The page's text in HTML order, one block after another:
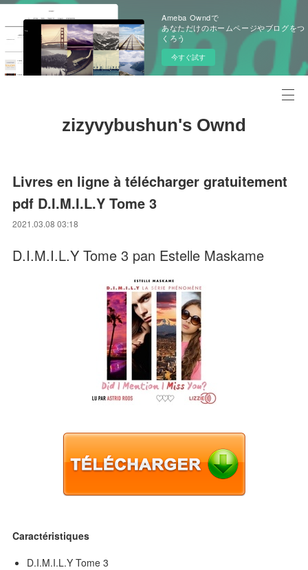
Ameba Owndで
あなただけのホームページやブログをつ
くろう
今すぐ試す
zizyvybushun's Ownd
Livres en ligne à télécharger gratuitement
pdf D.I.M.I.L.Y Tome 3
2021.03.08 03:18
D.I.M.I.L.Y Tome 3 pan Estelle Maskame
Caractéristiques
D.I.M.I.L.Y Tome 3